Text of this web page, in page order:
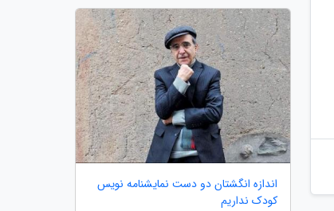
اندازه انگشتان دو دست نمایشنامه نویس
کودک نداریم